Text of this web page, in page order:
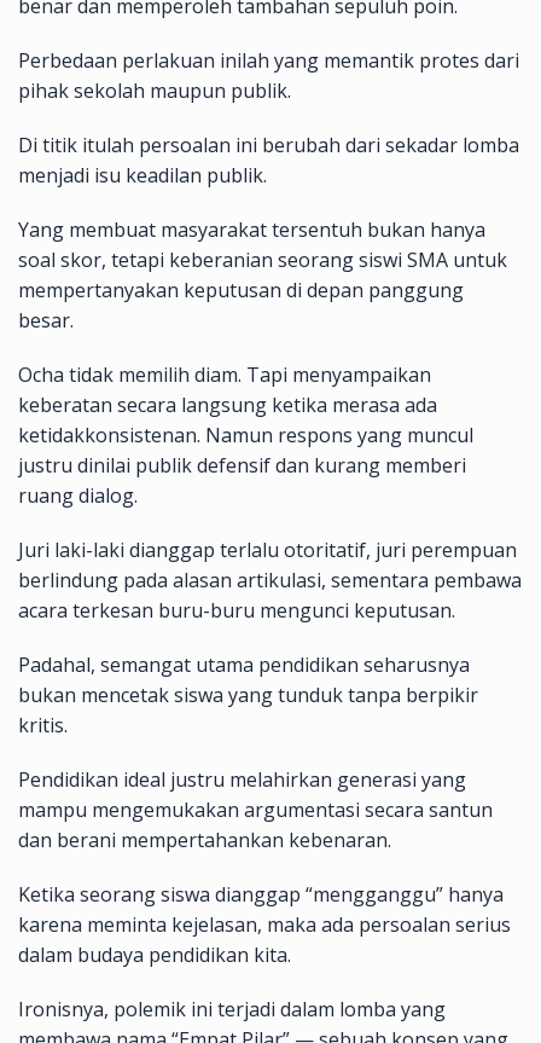
benar dan memperoleh tambahan sepuluh poin.
Perbedaan perlakuan inilah yang memantik protes dari
pihak sekolah maupun publik.
Di titik itulah persoalan ini berubah dari sekadar lomba
menjadi isu keadilan publik.
Yang membuat masyarakat tersentuh bukan hanya
soal skor, tetapi keberanian seorang siswi SMA untuk
mempertanyakan keputusan di depan panggung
besar.
Ocha tidak memilih diam. Tapi menyampaikan
keberatan secara langsung ketika merasa ada
ketidakkonsistenan. Namun respons yang muncul
justru dinilai publik defensif dan kurang memberi
ruang dialog.
Juri laki-laki dianggap terlalu otoritatif, juri perempuan
berlindung pada alasan artikulasi, sementara pembawa
acara terkesan buru-buru mengunci keputusan.
Padahal, semangat utama pendidikan seharusnya
bukan mencetak siswa yang tunduk tanpa berpikir
kritis.
Pendidikan ideal justru melahirkan generasi yang
mampu mengemukakan argumentasi secara santun
dan berani mempertahankan kebenaran.
Ketika seorang siswa dianggap “mengganggu” hanya
karena meminta kejelasan, maka ada persoalan serius
dalam budaya pendidikan kita.
Ironisnya, polemik ini terjadi dalam lomba yang